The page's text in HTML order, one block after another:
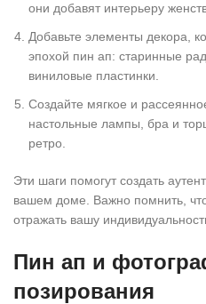
они добавят интерьеру
Добавьте элементы декора,
эпохой пин ап: старинные
виниловые пластинки.
Создайте мягкое и
настольные лампы, бра и
ретро.
Эти шаги помогут создать
вашем доме. Важно помнить,
отражать вашу
Пин ап и
позирования